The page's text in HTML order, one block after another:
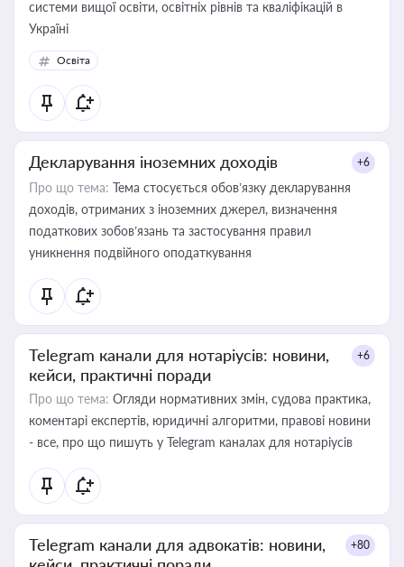
системи вищої освіти, освітніх рівнів та кваліфікацій в
Україні
Освіта
Декларування іноземних доходів +6
Про що тема: Тема стосується обов’язку декларування
доходів, отриманих з іноземних джерел, визначення
податкових зобов’язань та застосування правил
уникнення подвійного оподаткування
Telegram канали для нотаріусів: новини,
кейси, практичні поради
+6
Про що тема: Огляди нормативних змін, судова практика,
коментарі експертів, юридичні алгоритми, правові новини
- все, про що пишуть у Telegram каналах для нотаріусів
Telegram канали для адвокатів: новини,
+80